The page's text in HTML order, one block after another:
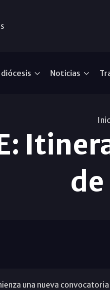
Noticias
de
una nueva